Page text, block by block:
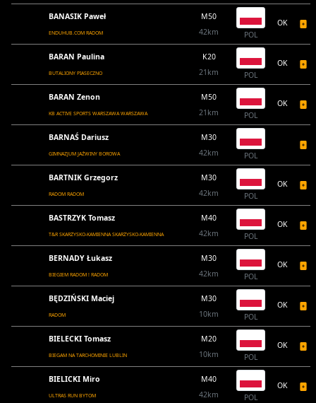
BANASIK Paweł
ENDUHUB.COM RADOM
M50
42km
POL
OK
BARAN Paulina
BUTALIONY PIASECZNO
K20
21km
POL
OK
BARAN Zenon
KB ACTIVE SPORTS WARSZAWA WARSZAWA
M50
21km
POL
OK
BARNAŚ Dariusz
GIMNAZJUM JAŹWINY BOROWA
M30
42km
POL
BARTNIK Grzegorz
RADOM RADOM
M30
42km
POL
OK
BASTRZYK Tomasz
T&R SKARŻYSKO-KAMIENNA SKARŻYSKO-KAMIENNA
M40
42km
POL
OK
BERNADY Łukasz
BIEGIEM RADOM ! RADOM
M30
42km
POL
OK
BĘDZIŃSKI Maciej
RADOM
M30
10km
POL
OK
BIELECKI Tomasz
BIEGAM NA TARCHOMINIE LUBLIN
M20
10km
POL
OK
BIELICKI Miro
ULTRAS RUN BYTOM
M40
42km
POL
OK